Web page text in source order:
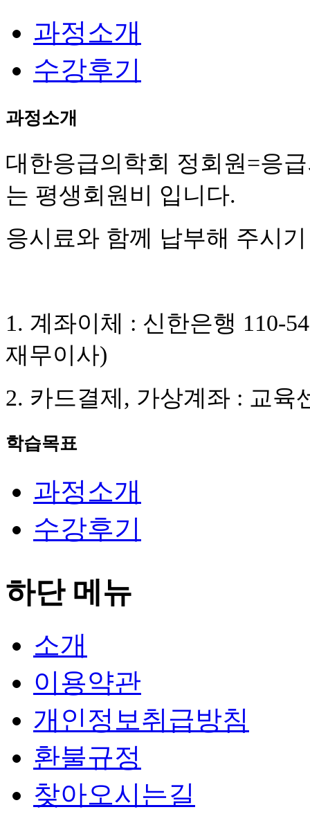
과정소개
수강후기
과정소개
대한응급의학회 정회원=응
는 평생회원비 입니다.
응시료와 함께 납부해 주시
1. 계좌이체 : 신한은행 110-
재무이사)
2. 카드결제, 가상계좌 : 교육
학습목표
과정소개
수강후기
하단 메뉴
소개
이용약관
개인정보취급방침
환불규정
찾아오시는길